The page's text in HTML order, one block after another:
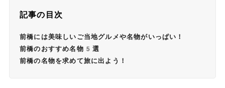
記事の目次
前橋には美味しいご当地グルメや名物がいっぱい！
前橋のおすすめ名物5選
前橋の名物を求めて旅に出よう！